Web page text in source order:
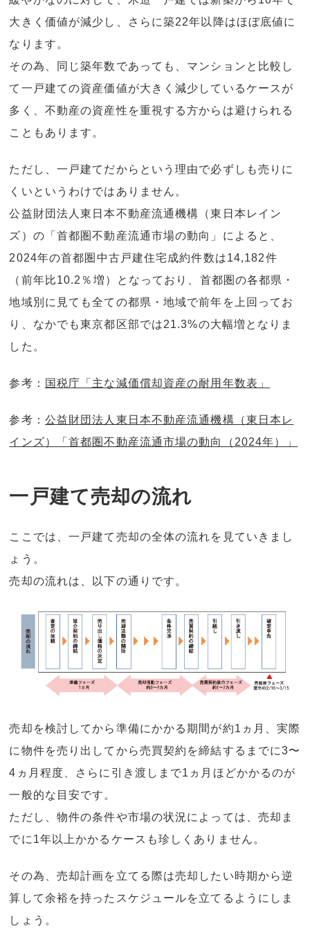
大きく価値が減少し、さらに築22年以降はほぼ底値に
なります。
その為、同じ築年数であっても、マンションと比較し
て一戸建ての資産価値が大きく減少しているケースが
多く、不動産の資産性を重視する方からは避けられる
こともあります。
ただし、一戸建てだからという理由で必ずしも売りに
くいというわけではありません。
公益財団法人東日本不動産流通機構（東日本レイン
ズ）の「首都圏不動産流通市場の動向」によると、
2024年の首都圏中古戸建住宅成約件数は14,182件
（前年比10.2％増）となっており、首都圏の各都県・
地域別に見ても全ての都県・地域で前年を上回ってお
り、なかでも東京都区部では21.3%の大幅増となりま
した。
参考： 国税庁「主な減価償却資産の耐用年数表」
参考： 公益財団法人東日本不動産流通機構（東日本レ
インズ）「首都圏不動産流通市場の動向（2024年）」
一戸建て売却の流れ
ここでは、一戸建て売却の全体の流れを見ていきまし
ょう。
売却の流れは、以下の通りです。
売却を検討してから準備にかかる期間が約1ヵ月、実際
に物件を売り出してから売買契約を締結するまでに3〜
4ヵ月程度、さらに引き渡しまで1ヵ月ほどかかるのが
一般的な目安です。
ただし、物件の条件や市場の状況によっては、売却ま
でに1年以上かかるケースも珍しくありません。
その為、売却計画を立てる際は売却したい時期から逆
算して余裕を持ったスケジュールを立てるようにしま
しょう。